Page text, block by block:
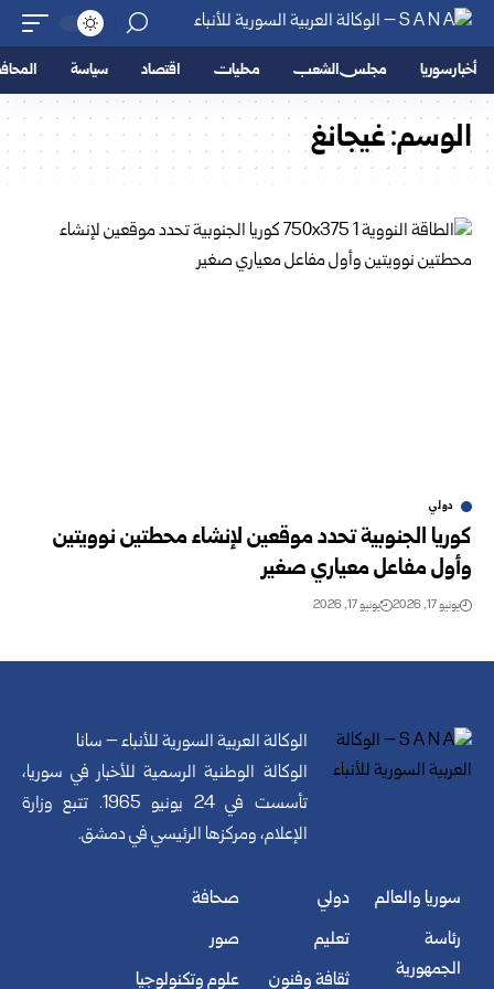
أخبار سوريا مجلس الشعب محليات اقتصاد سياسة
الوسم:غيجانغ
دولي
كوريا الجنوبية تحدد موقعين لإنشاء محطتين نوويتين
وأول مفاعل معياري صغير
يونيو 17, 2026 يونيو 17, 2026
الوكالة العربية السورية للأنباء – سانا
الوكالة الوطنية الرسمية للأخبار في سوريا،
تأسست في 24 يونيو 1965. تتبع وزارة
الإعلام، ومركزها الرئيسي في دمشق.
سوريا والعالم
رئاسة
الجمهورية
دولي
تعليم
ثقافة وفنون
صحافة
صور
علوم وتكنولوجيا